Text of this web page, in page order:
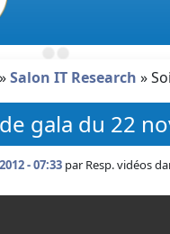
»Salon IT Research »
gala du 22
- 07:33 par Resp. vidéos